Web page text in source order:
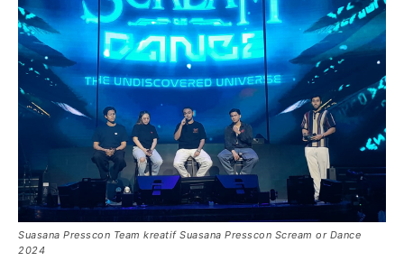
Suasana Presscon Team kreatif Suasana Presscon Scream or Dance
2024